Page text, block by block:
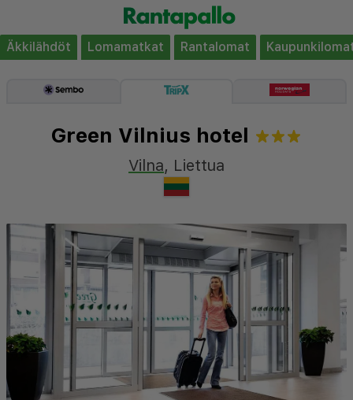
Äkkilähdöt Lomamatkat Rantalomat
Green Vilnius hotel
Vilna, Liettua